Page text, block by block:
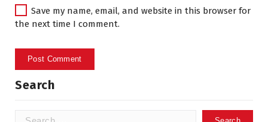
Save my name, email, and website in this browser for
the next time I comment.
Search
Search